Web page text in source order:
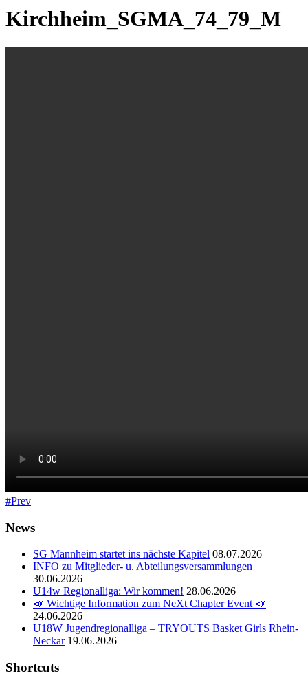
Kirchheim_SGMA_74_79_M
Prev
News
SG Mannheim startet ins nächste Kapitel 08.07.2026
INFO zu Mitglieder- u. Abteilungsversammlungen
30.06.2026
U14w Regionalliga: Wir kommen! 28.06.2026
📣 Wichtige Information zum NeXt Chapter Event 📣
24.06.2026
U18W Jugendregionalliga – TRYOUTS Basket Girls Rhein-
Neckar 19.06.2026
Shortcuts